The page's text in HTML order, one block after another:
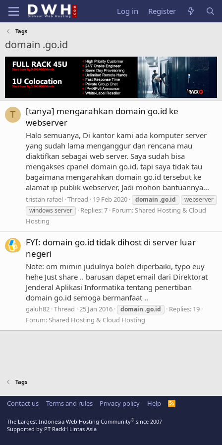
Log in Register
Tags
domain .go.id
T
[tanya] mengarahkan domain go.id ke
webserver
Halo semuanya, Di kantor kami ada komputer server
yang sudah lama menganggur dan rencana mau
diaktifkan sebagai web server. Saya sudah bisa
mengakses cpanel domain go.id, tapi saya tidak tau
bagaimana mengarahkan domain go.id tersebut ke
alamat ip publik webserver, Jadi mohon bantuannya...
tristan rafael Thread 19 Feb 2020 domain .go.id
webserver
windows server
Replies: 7 Forum: Shared Hosting & Cloud
Hosting
FYI: domain go.id tidak dihost di server luar
negeri
Note: om mimin judulnya boleh diperbaiki, typo euy
hehe Just share .. barusan dapet email dari Direktorat
Jenderal Aplikasi Informatika tentang penertiban
domain go.id semoga bermanfaat ..
galuh82 Thread 25 Jan 2016 domain .go.id
Replies: 19
Forum:Shared Hosting & Cloud Hosting
Tags
Contact us Terms and rules Privacy policy Help
R
The Largest Indonesia Web Hosting Community® since 2007
Supported by PT RackH Lintas Asia